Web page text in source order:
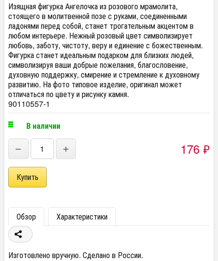
Изящная фигурка Ангелочка из розового мрамолита,
стоящего в молитвенной позе с руками, соединенными
ладонями перед собой, станет трогательным акцентом в
любом интерьере. Нежный розовый цвет символизирует
любовь, заботу, чистоту, веру и единение с божественным.
Фигурка станет идеальным подарком для близких людей,
символизируя ваши добрые пожелания, благословение,
духовную поддержку, смирение и стремление к духовному
развитию. На фото типовое изделие, оригинал может
отличаться по цвету и рисунку камня.
90110557-1
В наличии
− + 176 ₽
Обзор Характеристики
Изготовлено вручную. Сделано в России.